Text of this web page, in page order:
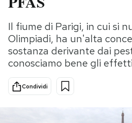
Tecnologia
Scienza
Cultura
Economia
Sport
Il fiume di Parigi, in cui si
Olimpiadi, ha un'alta
sostanza derivante dai
conosciamo bene gli
Condividi